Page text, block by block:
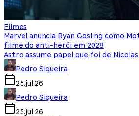
Filmes
Marvel anuncia Ryan Gosling como
filme do anti-herói em 2028
Astro assume papel que foi de Nicolas
Pedro Siqueira
25.jul.26
Pedro Siqueira
25.jul.26